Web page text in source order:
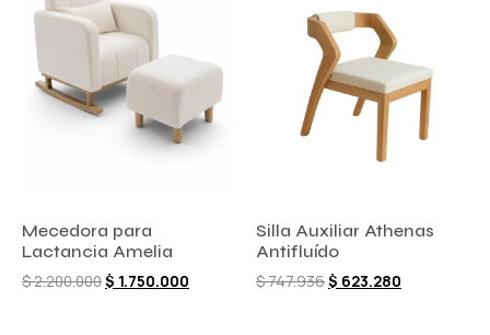
Mecedora para
Lactancia Amelia
$2.200.000$ 1.750.000
Silla Auxiliar Athenas
Antifluído
$747.936$ 623.280